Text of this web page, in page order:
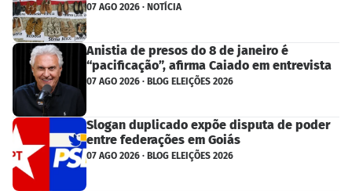
07 AGO 2026 · NOTÍCIA
Anistia de presos do 8 de janeiro é
“pacificação”, afirma Caiado em entrevista
07 AGO 2026 · BLOG ELEIÇÕES 2026
Slogan duplicado expõe disputa de poder
entre federações em Goiás
07 AGO 2026 · BLOG ELEIÇÕES 2026